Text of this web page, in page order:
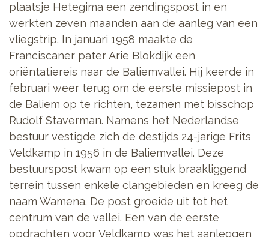
plaatsje Hetegima een zendingspost in en
werkten zeven maanden aan de aanleg van een
vliegstrip. In januari 1958 maakte de
Franciscaner pater Arie Blokdijk een
oriëntatiereis naar de Baliemvallei. Hij keerde in
februari weer terug om de eerste missiepost in
de Baliem op te richten, tezamen met bisschop
Rudolf Staverman. Namens het Nederlandse
bestuur vestigde zich de destijds 24-jarige Frits
Veldkamp in 1956 in de Baliemvallei. Deze
bestuurspost kwam op een stuk braakliggend
terrein tussen enkele clangebieden en kreeg de
naam Wamena. De post groeide uit tot het
centrum van de vallei. Een van de eerste
opdrachten voor Veldkamp was het aanleggen